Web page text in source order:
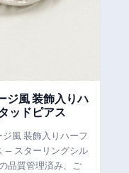
ジ風 装飾入りハ
ッドピアス
風 装飾入りハーフ
— スターリングシル
品質管理済み、ご